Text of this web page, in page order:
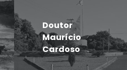
Doutor
Maurício
Cardoso